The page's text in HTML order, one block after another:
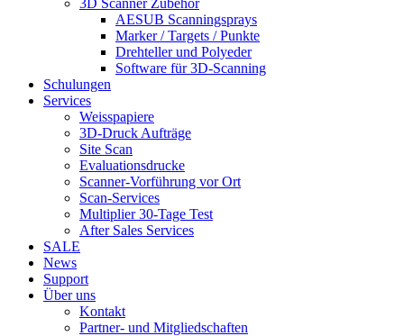
3D Scanner Zubehör
AESUB Scanningsprays
Marker / Targets / Punkte
Drehteller und Polyeder
Software für 3D-Scanning
Schulungen
Services
Weisspapiere
3D-Druck Aufträge
Site Scan
Evaluationsdrucke
Scanner-Vorführung vor Ort
Scan-Services
Multiplier 30-Tage Test
After Sales Services
SALE
News
Support
Über uns
Kontakt
Partner- und Mitgliedschaften